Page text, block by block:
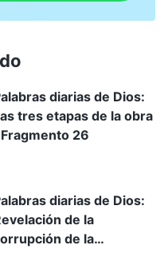
diarias de Dios:
tres etapas de la obra
| Fragmento 26
diarias de Dios:
de la
de la